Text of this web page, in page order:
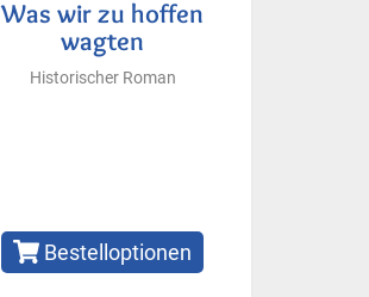
Was wir zu hoffen
wagten
Historischer Roman
Bestelloptionen